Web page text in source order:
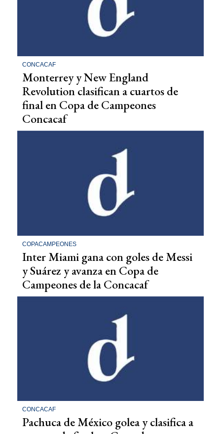
CONCACAF
Monterrey y New England
Revolution clasifican a cuartos de
final en Copa de Campeones
Concacaf
COPACAMPEONES
Inter Miami gana con goles de Messi
y Suárez y avanza en Copa de
Campeones de la Concacaf
CONCACAF
Pachuca de México golea y clasifica a